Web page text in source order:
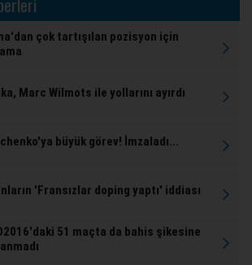
çok tartışılan pozisyon için
Marc Wilmots ile yollarını ayırdı
büyük görev! İmzaladı...
'Fransızlar doping yaptı' iddiası
51 maçta da bahis şikesine